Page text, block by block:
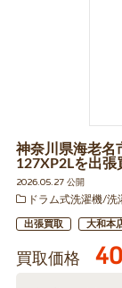
神奈川県海老名
127XP2Lを出張
2026.05.27 公開
ドラム式洗濯機/洗
出張買取 大和本
買取価格